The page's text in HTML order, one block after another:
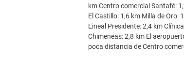
km Centro comercial Santafé:
El Castillo: 1,6 km Milla de Oro:
Lineal Presidente: 2,4 km
Chimeneas: 2,8 km El
poca distancia de Centro